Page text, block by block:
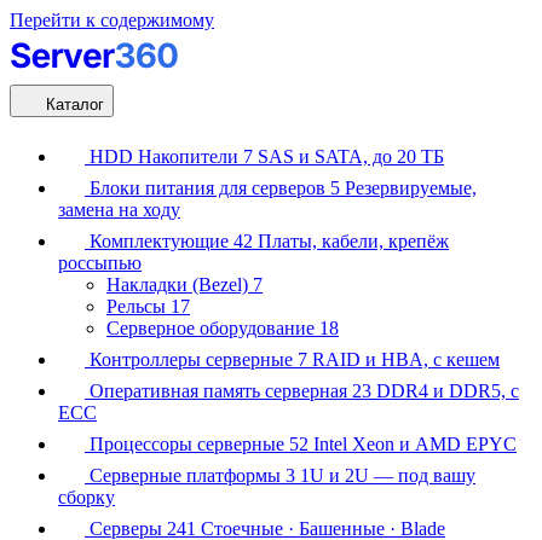
Перейти к содержимому
Каталог
HDD Накопители 7 SAS и SATA, до 20 ТБ
Блоки питания для серверов 5 Резервируемые,
замена на ходу
Комплектующие 42 Платы, кабели, крепёж
россыпью
Накладки (Bezel) 7
Рельсы 17
Серверное оборудование 18
Контроллеры серверные 7 RAID и HBA, с кешем
Оперативная память серверная 23 DDR4 и DDR5, с
ECC
Процессоры серверные 52 Intel Xeon и AMD EPYC
Серверные платформы 3 1U и 2U — под вашу
сборку
Серверы 241 Стоечные · Башенные · Blade